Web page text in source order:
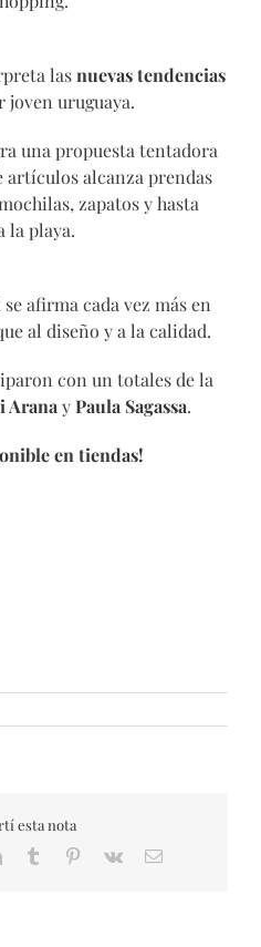
lasnuevas tendencias
joven uruguaya.
una propuesta tentadora
artículos alcanza prendas
zapatos y hasta
la playa.
se afirma cada vez más en
al diseño y a la calidad.
con un totales de la
Arana yPaula Sagassa.
en tiendas!
esta nota
LinkedInTumblr Pinterest
Vk Email